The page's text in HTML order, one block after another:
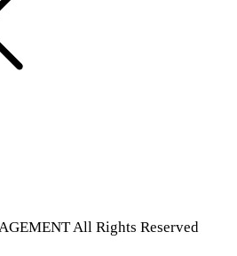
All Rights Reserved